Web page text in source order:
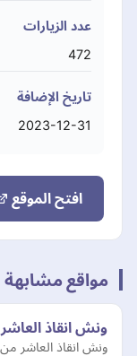
عدد الزيارات
472
تاريخ الإضافة
2023-12-31
افتح الموقع
مواقع مشابهة
ونش انقاذ العاشر
ونش انقاذ العاشر